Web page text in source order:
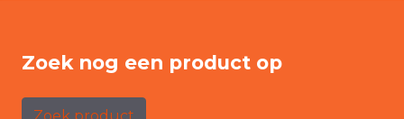
Zoek nog een product op